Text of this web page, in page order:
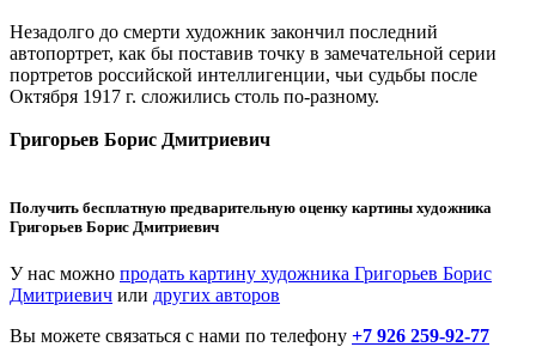
Незадолго до смерти художник закончил последний
автопортрет, как бы поставив точку в замечательной серии
портретов российской интеллигенции, чьи судьбы после
Октября 1917 г. сложились столь по-разному.
Григорьев Борис Дмитриевич
Получить бесплатную предварительную оценку картины художника
Григорьев Борис Дмитриевич
У нас можно продать картину художника Григорьев Борис
Дмитриевич или других авторов
Вы можете связаться с нами по телефону +7 926 259-92-77